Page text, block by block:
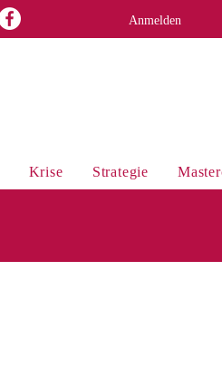
Anmelden
Krise Strategie